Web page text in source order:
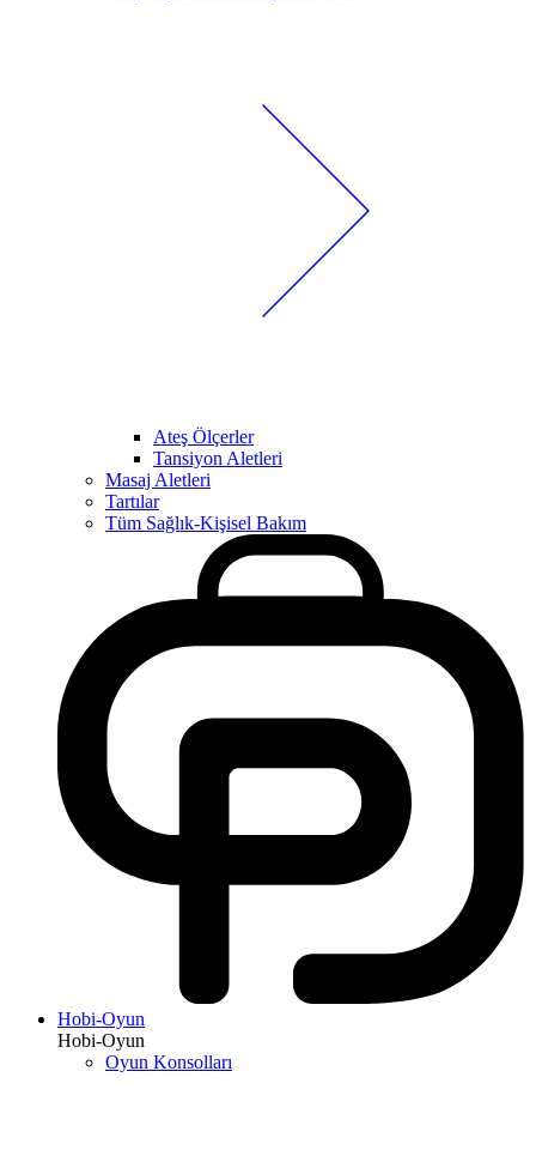
Ateş Ölçerler
Tansiyon Aletleri
Masaj Aletleri
Tartılar
Tüm Sağlık-Kişisel Bakım
Hobi-Oyun
Hobi-Oyun
Oyun Konsolları